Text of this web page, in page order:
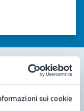
sui cookie
stelle)la chiarezza delle